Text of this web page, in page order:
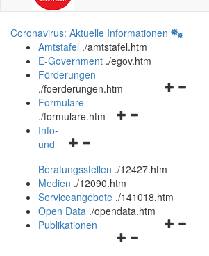
Coronavirus: Aktuelle Informationen
Amtstafel ./amtstafel.htm
E-Government ./egov.htm
Förderungen
./foerderungen.htm
Navigationsmenü
Formulare
./formulare.htm
Navigationsmenü
und
schließen
Info-
und
Beratungsstellen ./12427.htm
Medien ./12090.htm
Serviceangebote ./141018.htm
Open Data ./opendata.htm
Navigationsmenü
Publikationen